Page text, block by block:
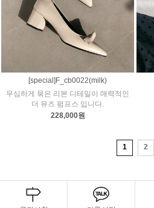
[special]F_cb0022(milk)
무심하게 묶은 리본 디테일이 매력적인
더 뮤즈 펌프스 입니다.
228,000원
1 2